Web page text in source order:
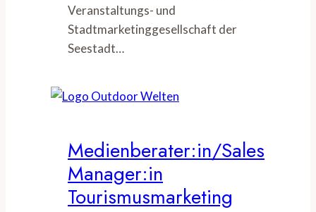
Veranstaltungs- und
Stadtmarketinggesellschaft der
Seestadt…
Medienberater:in/Sales
Manager:in
Tourismusmarketing